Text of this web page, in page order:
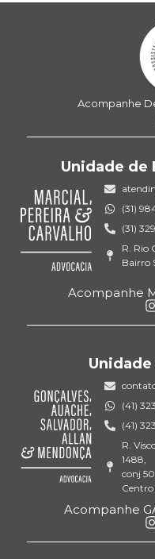
Acompanhe
Unidade de
(31)
(31)
R. Rio
Bairro
Acompanhe
(41)
(41)
R.
1488,
conj
Centro
Acompanhe